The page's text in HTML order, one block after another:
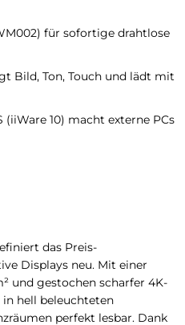
für sofortige drahtlose
Bild, Ton, Touch und lädt mit
(iiWare 10) macht externe PCs
das Preis-
Displays neu. Mit einer
und gestochen scharfer 4K-
hell beleuchteten
perfekt lesbar. Dank